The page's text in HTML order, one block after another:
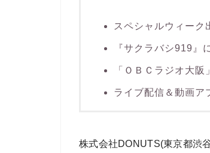
スペシャルウィーク
『サクラバシ919』
「ＯＢＣラジオ大阪
ライブ配信＆動画ア
株式会社DONUTS(東京都渋